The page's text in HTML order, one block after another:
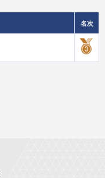
名次